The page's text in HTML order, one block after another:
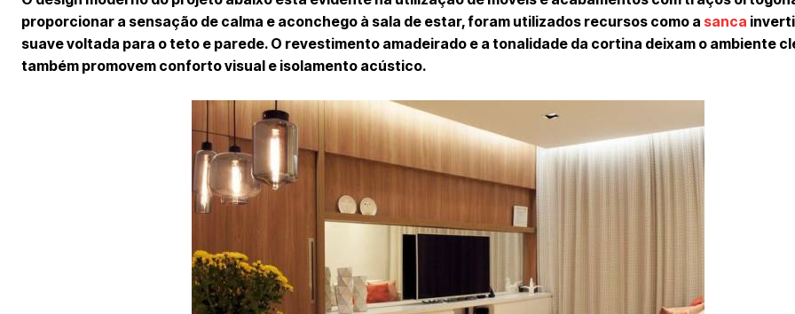
proporcionar a sensação de calma e aconchego à sala de estar, foram utilizados recursos como a sanca
suave voltada para o teto e parede. O revestimento amadeirado e a tonalidade da cortina deixam o ambiente
também promovem conforto visual e isolamento acústico.